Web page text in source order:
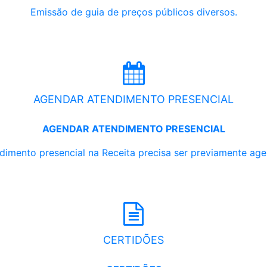
Emissão de guia de preços públicos diversos.
AGENDAR ATENDIMENTO PRESENCIAL
AGENDAR ATENDIMENTO PRESENCIAL
presencial na Receita precisa ser previamente
CERTIDÕES